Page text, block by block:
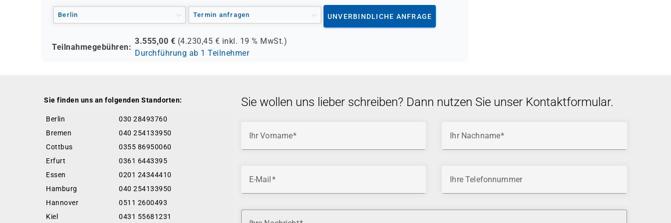
Berlin Termin anfragen UNVERBINDLICHE ANFRAGE
Teilnahmegebühren:
3.555,00 € (4.230,45 € inkl. 19 % MwSt.)
Durchführung ab 1 Teilnehmer
Sie finden uns an folgenden Standorten:
Berlin
030 28493760
Bremen
040 254133950
Cottbus
0355 86950060
Erfurt
0361 6443395
Essen
0201 24344410
Hamburg
040 254133950
Hannover
0511 2600493
Kiel
0431 55681231
Sie wollen uns lieber schreiben? Dann nutzen Sie unser Kontaktformular.
Ihr Vorname Ihr Nachname
E-Mail Ihre Telefonnummer